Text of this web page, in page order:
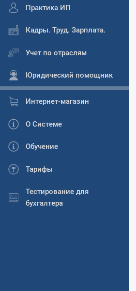
Практика ИП
Кадры. Труд. Зарплата.
Учет по отраслям
Юридический помощник
Интернет-магазин
О Системе
Обучение
Тарифы
Тестирование для
бухгалтера